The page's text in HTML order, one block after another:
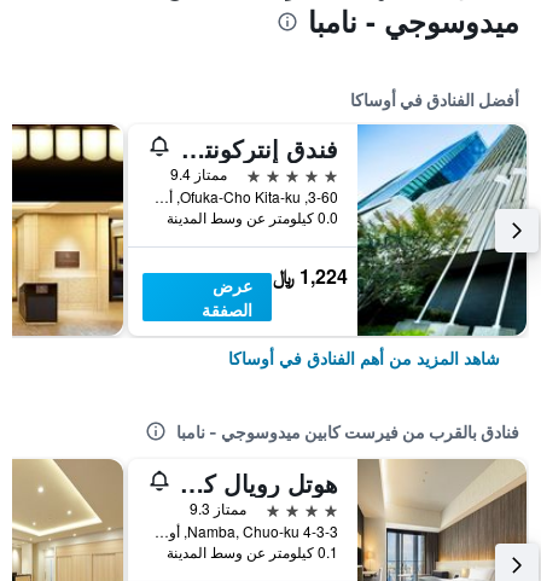
ميدوسوجي - نامبا
أفضل الفنادق في أوساكا
فندق إنتركونتيننتال أوساكا
5 نجوم
ممتاز 9.4
3-60, Ofuka-Cho Kita-ku, أوساكا, اليابان
0.0 كيلومتر عن وسط المدينة
1,224 ﷼
عرض
الصفقة
شاهد المزيد من أهم الفنادق في أوساكا
فنادق بالقرب من فيرست كابين ميدوسوجي - نامبا
هوتل رويال كلاسيك أوساكا
4 نجوم
ممتاز 9.3
4-3-3 Namba, Chuo-ku, أوساكا, اليابان
0.1 كيلومتر عن وسط المدينة